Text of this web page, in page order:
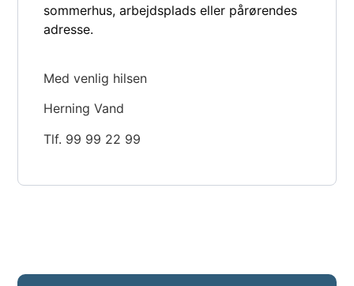
sommerhus, arbejdsplads eller pårørendes
adresse.
Med venlig hilsen
Herning Vand
Tlf. 99 99 22 99